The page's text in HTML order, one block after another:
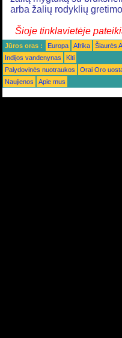
arba žalių rodyklių
Šioje tinklavietėje
Jūros oras : Europa Afrika Šiaurės
Indijos vandenynas
Kiti
Palydovinės nuotraukos
Orai Oro
Naujienos
Apie mus